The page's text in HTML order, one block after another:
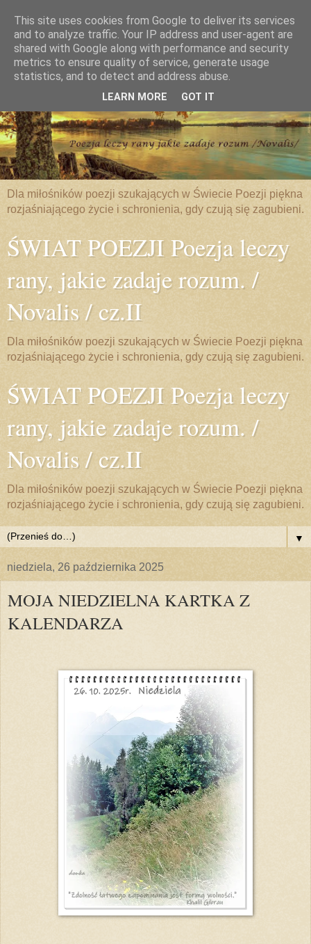
Dla miłośników poezji szukających w Świecie Poezji piękna
rozjaśniającego życie i schronienia, gdy czują się zagubieni.
ŚWIAT POEZJI Poezja leczy
rany, jakie zadaje rozum. /
Novalis / cz.II
Dla miłośników poezji szukających w Świecie Poezji piękna
rozjaśniającego życie i schronienia, gdy czują się zagubieni.
ŚWIAT POEZJI Poezja leczy
rany, jakie zadaje rozum. /
Novalis / cz.II
Dla miłośników poezji szukających w Świecie Poezji piękna
rozjaśniającego życie i schronienia, gdy czują się zagubieni.
▼
niedziela, 26 października 2025
MOJA NIEDZIELNA KARTKA Z
KALENDARZA
This site uses cookies from Google to deliver its services
and to analyze traffic. Your IP address and user-agent are
shared with Google along with performance and security
metrics to ensure quality of service, generate usage
statistics, and to detect and address abuse.
LEARN MORE GOT IT